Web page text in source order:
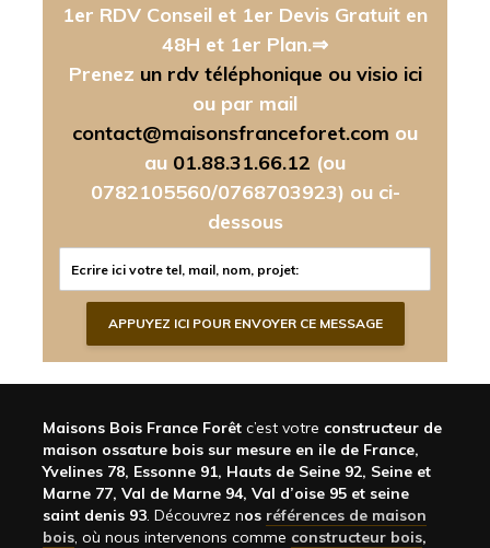
1er RDV Conseil et 1er Devis Gratuit en
48H et 1er Plan.⇒
Prenez un rdv téléphonique ou visio ici
ou par mail
contact@maisonsfranceforet.com ou
au 01.88.31.66.12 (ou
0782105560/0768703923) ou ci-
dessous
Maisons Bois France Forêt c’est votre constructeur de
maison ossature bois sur mesure en ile de France,
Yvelines 78, Essonne 91, Hauts de Seine 92, Seine et
Marne 77, Val de Marne 94, Val d’oise 95 et seine
saint denis 93. Découvrez nos références de maison
bois, où nous intervenons comme constructeur bois,